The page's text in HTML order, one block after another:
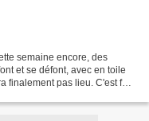
semaine encore, des
et se défont, avec en toile
finalement pas lieu. C'est fou